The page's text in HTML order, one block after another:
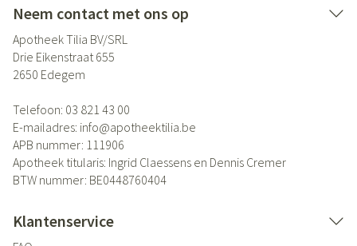
Neem contact met ons op
Apotheek Tilia BV/SRL
Drie Eikenstraat 655
2650 Edegem
Telefoon: 03 821 43 00
E-mailadres: info@apotheektilia.be
APB nummer: 111906
Apotheek titularis: Ingrid Claessens en Dennis Cremer
BTW nummer: BE0448760404
Klantenservice